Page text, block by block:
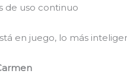
de uso continuo
en juego, lo más